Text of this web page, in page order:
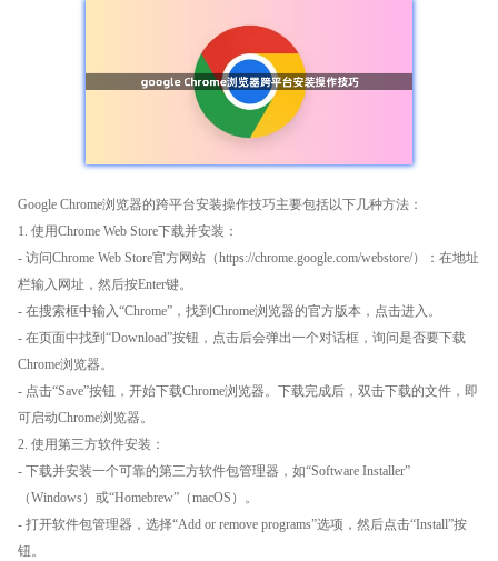
Google Chrome浏览器的跨平台安装操作技巧主要包括以下几种方法：
1. 使用Chrome Web Store下载并安装：
- 访问Chrome Web Store官方网站（https://chrome.google.com/webstore/）：在地址
栏输入网址，然后按Enter键。
- 在搜索框中输入“Chrome”，找到Chrome浏览器的官方版本，点击进入。
- 在页面中找到“Download”按钮，点击后会弹出一个对话框，询问是否要下载
Chrome浏览器。
- 点击“Save”按钮，开始下载Chrome浏览器。下载完成后，双击下载的文件，即
可启动Chrome浏览器。
2. 使用第三方软件安装：
- 下载并安装一个可靠的第三方软件包管理器，如“Software Installer”
（Windows）或“Homebrew”（macOS）。
- 打开软件包管理器，选择“Add or remove programs”选项，然后点击“Install”按
钮。